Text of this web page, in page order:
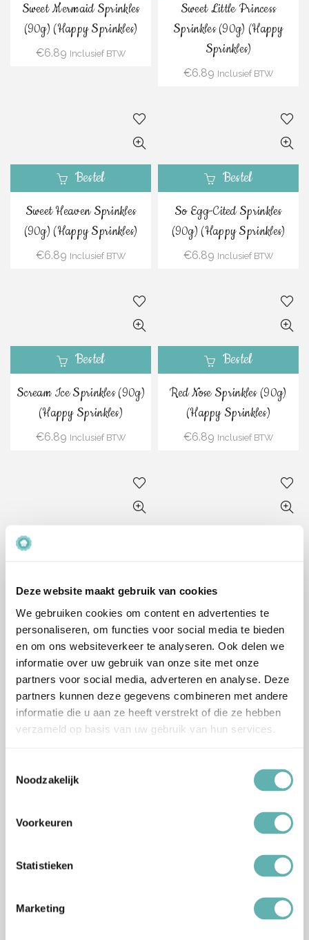
Deze website maakt gebruik van cookies
We gebruiken cookies om content en advertenties te
personaliseren, om functies voor social media te bieden
en om ons websiteverkeer te analyseren. Ook delen we
informatie over uw gebruik van onze site met onze
partners voor social media, adverteren en analyse. Deze
partners kunnen deze gegevens combineren met andere
informatie die u aan ze heeft verstrekt of die ze hebben
verzameld op basis van uw gebruik van hun services.
Noodzakelijk
Voorkeuren
Statistieken
Marketing
Sweet Mermaid Sprinkles
(90g) (Happy Sprinkles)
€6.89 Inclusief BTW
Sweet Little Princess
Sprinkles (90g) (Happy
Sprinkles)
€6.89 Inclusief BTW
Bestel
Sweet Heaven Sprinkles
(90g) (Happy Sprinkles)
€6.89 Inclusief BTW
Bestel
So Egg-Cited Sprinkles
(90g) (Happy Sprinkles)
€6.89 Inclusief BTW
Bestel
Scream Ice Sprinkles (90g)
(Happy Sprinkles)
€6.89 Inclusief BTW
Bestel
Red Nose Sprinkles (90g)
(Happy Sprinkles)
€6.89 Inclusief BTW
(90g) (Happy Sprinkles)
€6.89 Inclusief BTW
(90g) (Happy Sprinkles)
€6.89 Inclusief BTW
Bestel
(90g) (Happy Sprinkles)
Bestel
(Happy Sprinkles)